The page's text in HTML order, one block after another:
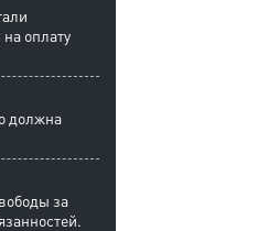
оплату
должна
за